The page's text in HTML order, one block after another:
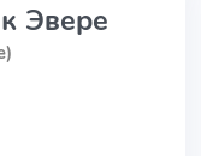
Эвере